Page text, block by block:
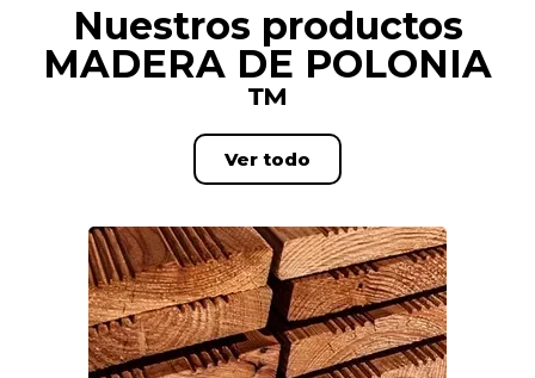
Nuestros productos
MADERA DE POLONIA
™
Ver todo